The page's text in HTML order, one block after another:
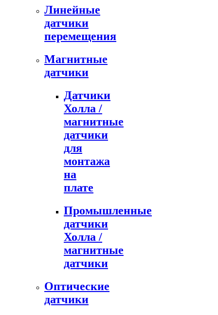
Линейные
датчики
перемещения
Магнитные
датчики
Датчики
Холла /
магнитные
датчики
для
монтажа
на
плате
Промышленные
датчики
Холла /
магнитные
датчики
Оптические
датчики